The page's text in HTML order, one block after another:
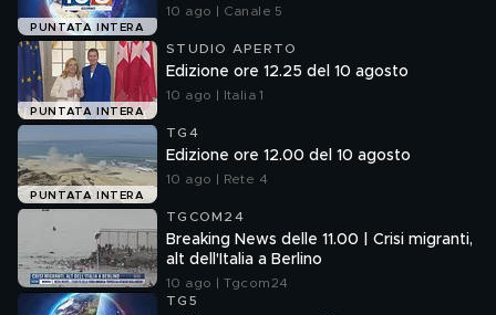
PUNTATA INTERA
10 ago | Canale 5
PUNTATA INTERA
STUDIO APERTO
Edizione ore 12.25 del 10 agosto
10 ago | Italia 1
PUNTATA INTERA
TG4
Edizione ore 12.00 del 10 agosto
10 ago | Rete 4
TGCOM24
Breaking News delle 11.00 | Crisi migranti,
alt dell'Italia a Berlino
10 ago | Tgcom24
TG5